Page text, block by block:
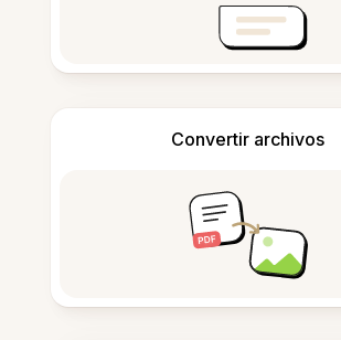
Convertir archivos